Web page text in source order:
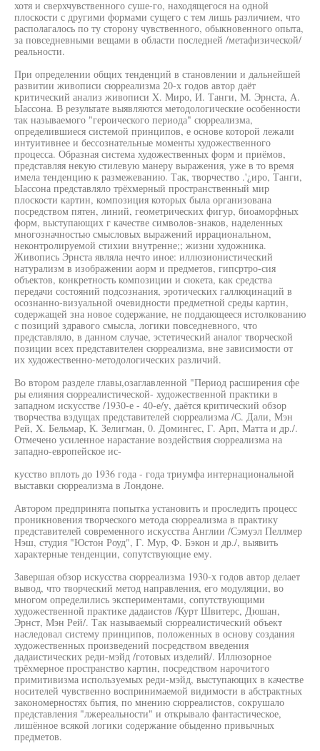
хотя и сверхчувственного суше-го, находящегося на одной
плоскости с другими формами сущего с тем лишь различием, что
располагалось по ту сторону чувственного, обыкновенного опыта,
за повседневными вещами в области последней /метафизической/
реальности.
При определении общих тенденций в становлении и дальнейшей
развитии живописи сюрреализма 20-х годов автор даёт
критический анализ живописи X. Миро, И. Танги, М. Эрнста, А.
Ыассона. В результате выявляются методологические особенности
так называемого "героического периода" сюрреализма,
определившиеся системой принципов, е основе которой лежали
интуитивнее и бессознательные моменты художественного
процесса. Образная система художественных форм и приёмов,
представляя некую стилевую манеру выражения, уже в то время
имела тенденцию к размежеванию. Так, творчество .'¿иро, Танги,
Ыассона представляло трёхмерный пространственный мир
плоскости картин, композиция которых была организована
посредством пятен, линий, геометрических фигур, биоаморфных
форм, выступающих г качестве символов-знаков, наделенных
многозначностью смысловых выражений иррациональном,
неконтролируемой стихии внутренне;; жизни художника.
Живопись Эрнста являла нечто иное: иллюзионистический
натурализм в изображении аорм и предметов, гипсртро-сия
объектов, конкретность композиции и сюкета, как средства
передачи состояний подсознания, эротических галлюцинаций в
осознанно-визуальной очевидности предметной среды картин,
содержащей зна новое содержание, не поддающееся истолкованию
с позиций здравого смысла, логики повседневного, что
представляло, в данном случае, эстетический аналог творческой
позиции всех представителен сюрреализма, вне зависимости от
их художественно-методологических различий.
Во втором разделе главы,озаглавленной "Период расширения сфе
ры елияния сюрреалистической- художественной практики в
западном искусстве /1930-е - 40-е/у, даётся критический обзор
творчества вздущах представителей сюрреализма /С. Дали, Мэн
Рей, X. Бельмар, К. Зелигман, 0. Домингес, Г. Арп, Матта и др./.
Отмечено усиленное нарастание воздействия сюрреализма на
западно-европейское ис-
кусство вплоть до 1936 года - года триумфа интернациональной
выставки сюрреализма в Лондоне.
Автором предпринята попытка установить и проследить процесс
проникновения творческого метода сюрреализма в практику
представителей современного искусства Англии /Сэмуэл Пеллмер
Нэш, студия "Юстон Роуд", Г. Мур, Ф. Бэкон и др./, выявить
характерные тенденции, сопутствующие ему.
Завершая обзор искусства сюрреализма 1930-х годов автор делает
вывод, что творческий метод направления, его модуляции, во
многом определились экспериментами, сопутствующими
художественной практике дадаистов /Курт Швитерс, Дюшан,
Эрнст, Мэн Рей/. Так называемый сюрреалистический объект
наследовал систему принципов, положенных в основу создания
художественных произведений посредством введения
дадаистических реди-мэйд /готовых изделий/. Иллюзорное
трёхмерное пространство картин, посредством нарочитого
примитивизма используемых реди-мэйд, выступающих в качестве
носителей чувственно воспринимаемой видимости в абстрактных
закономерностях бытия, по мнению сюрреалистов, сокрушало
представления "лжереальности" и открывало фантастическое,
лишённое всякой логики содержание обыденно привычных
предметов.